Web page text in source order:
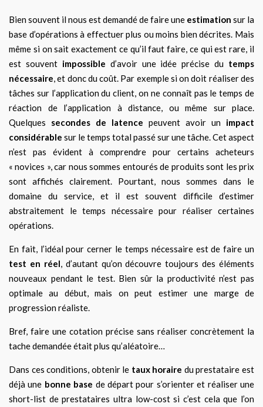
Bien souvent il nous est demandé de faire une estimation sur la
base d’opérations à effectuer plus ou moins bien décrites. Mais
même si on sait exactement ce qu’il faut faire, ce qui est rare, il
est souventimpossible d’avoir une idée précise du temps
nécessaire, et donc du coût. Par exemple si on doit réaliser des
tâches sur l’application du client, on ne connaît pas le temps de
réaction de l’application à distance, ou même sur place.
Quelques secondes de latence peuvent avoir un impact
considérable sur le temps total passé sur une tâche. Cet aspect
n’est pas évident à comprendre pour certains acheteurs
« novices », car nous sommes entourés de produits sont les prix
sont affichés clairement. Pourtant, nous sommes dans le
domaine du service, et il est souvent difficile d’estimer
abstraitement le temps nécessaire pour réaliser certaines
opérations.
En fait, l’idéal pour cerner le temps nécessaire est de faire un
test en réel, d’autant qu’on découvre toujours des éléments
nouveaux pendant le test. Bien sûr la productivité n’est pas
optimale au début, mais on peut estimer une marge de
progression réaliste.
Bref, faire une cotation précise sans réaliser concrètement la
tache demandée était plus qu’aléatoire…
Dans ces conditions, obtenir le taux horaire du prestataire est
déjà une bonne base de départ pour s’orienter et réaliser une
short-list de prestataires ultra low-cost si c’est cela que l’on